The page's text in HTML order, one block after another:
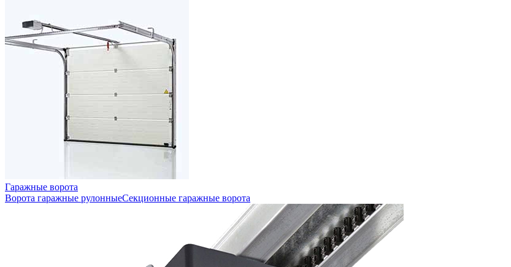
Гаражные ворота
Ворота гаражные рулонныеСекционные гаражные ворота